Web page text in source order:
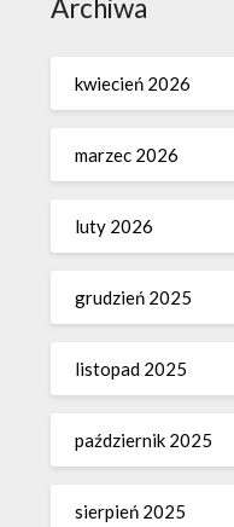
Archiwa
kwiecień 2026
marzec 2026
luty 2026
grudzień 2025
listopad 2025
październik 2025
sierpień 2025